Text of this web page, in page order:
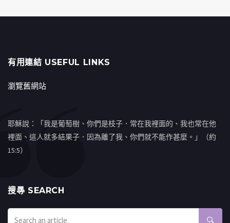
有用連結 USEFUL LINKS
瀏覽舊網站
耶穌說：「我是葡萄樹、你們是枝子．常在我裡面的、我也常在他
裡面、這人就多結果子．因為離了我、你們就不能作甚麼。」（約
15:5）
搜㝷 SEARCH